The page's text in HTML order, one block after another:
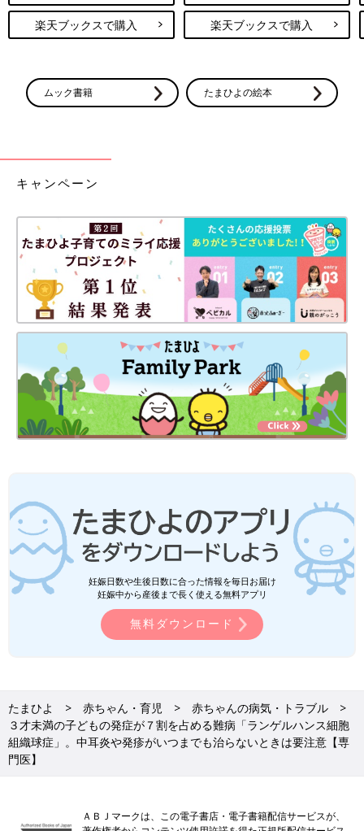
楽天ブックスで購入 楽天ブックスで購入
ムック書籍 たまひよの絵本
キャンペーン
妊娠日数や生後日数に合った情報を毎日お届け
妊娠中から産後まで長く使える無料アプリ
無料ダウンロード
たまひよ 赤ちゃん・育児
赤ちゃんの病気・トラブル
３才未満の子どもの発症が７割を占める難病「ランゲルハンス細胞
組織球症」。中耳炎や発疹がいつまでも治らないときは要注意【専
門医】
ＡＢＪマークは、この電子書店・電子書籍配信サービスが、